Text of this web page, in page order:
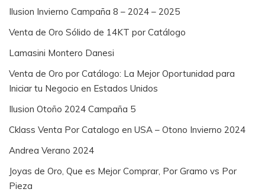
Ilusion Invierno Campaña 8 – 2024 – 2025
Venta de Oro Sólido de 14KT por Catálogo
Lamasini Montero Danesi
Venta de Oro por Catálogo: La Mejor Oportunidad para
Iniciar tu Negocio en Estados Unidos
Ilusion Otoño 2024 Campaña 5
Cklass Venta Por Catalogo en USA – Otono Invierno 2024
Andrea Verano 2024
Joyas de Oro, Que es Mejor Comprar, Por Gramo vs Por
Pieza